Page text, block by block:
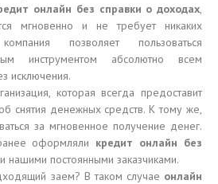
онлайн без справки о доходах,
мгновенно и не требует никаких
позволяет пользоваться
инструментом абсолютно всем
исключения.
которая всегда предоставит
снятия денежных средств. К тому же,
за мгновенное получение денег.
оформляли кредит онлайн без
нашими постоянными заказчиками.
заем? В таком случае онлайн